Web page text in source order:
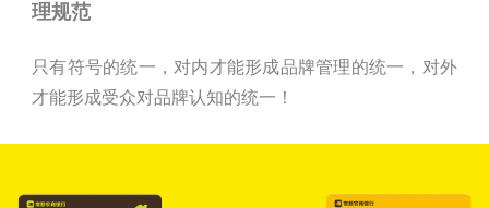
理规范
只有符号的统一，对内才能形成品牌管理的统一，对外
才能形成受众对品牌认知的统一！